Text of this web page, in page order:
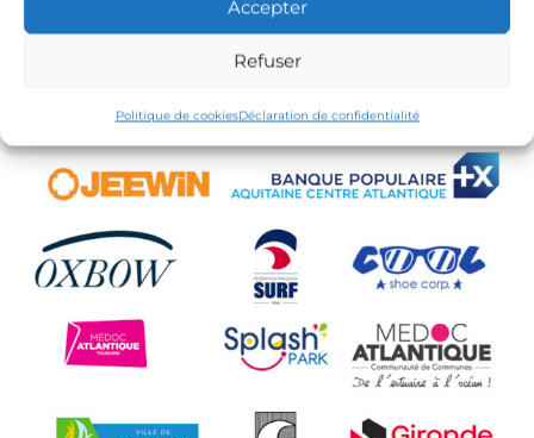
Accepter
Refuser
Politique de cookiesDéclaration de confidentialité